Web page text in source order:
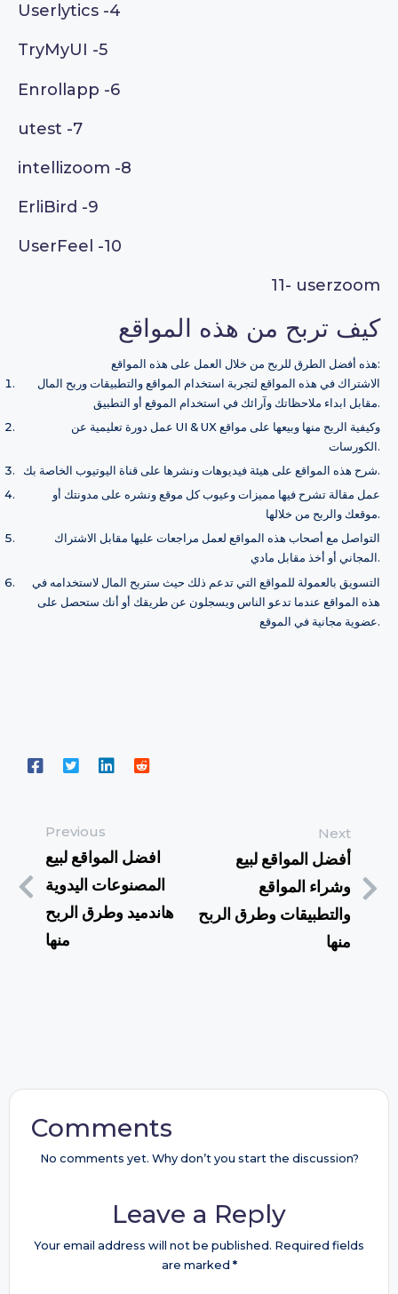
Userlytics -4
TryMyUI -5
Enrollapp -6
utest -7
intellizoom -8
ErliBird -9
UserFeel -10
11- userzoom
كيف تربح من هذه المواقع
هذه أفضل الطرق للربح من خلال العمل على هذه المواقع:
الاشتراك في هذه المواقع لتجربة استخدام المواقع والتطبيقات وربح المال
مقابل ابداء ملاحظاتك وآرائك في استخدام الموقع أو التطبيق.
عمل دورة تعليمية عن UI & UX وكيفية الربح منها وبيعها على مواقع
الكورسات.
شرح هذه المواقع على هيئة فيديوهات ونشرها على قناة اليوتيوب الخاصة بك.
عمل مقالة تشرح فيها مميزات وعيوب كل موقع ونشره على مدونتك أو
موقعك والربح من خلالها.
التواصل مع أصحاب هذه المواقع لعمل مراجعات عليها مقابل الاشتراك
المجاني أو أخذ مقابل مادي.
التسويق بالعمولة للمواقع التي تدعم ذلك حيث ستربح المال لاستخدامه في
هذه المواقع عندما تدعو الناس ويسجلون عن طريقك أو أنك ستحصل على
عضوية مجانية في الموقع.
Previous
افضل المواقع لبيع
المصنوعات اليدوية
هاندميد وطرق الربح
منها
Next
أفضل المواقع لبيع
وشراء المواقع
والتطبيقات وطرق الربح
منها
Comments
No comments yet. Why don’t you start the discussion?
Leave a Reply
Your email address will not be published. Required fields
are marked *